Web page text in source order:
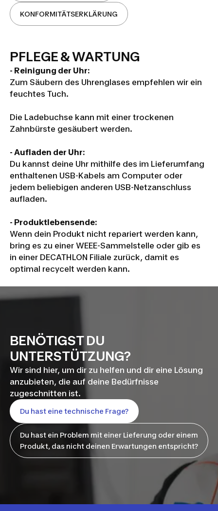
KONFORMITÄTSERKLÄRUNG
PFLEGE & WARTUNG
- Reinigung der Uhr:
Zum Säubern des Uhrenglases empfehlen wir ein
feuchtes Tuch.
Die Ladebuchse kann mit einer trockenen
Zahnbürste gesäubert werden.
- Aufladen der Uhr:
Du kannst deine Uhr mithilfe des im Lieferumfang
enthaltenen USB-Kabels am Computer oder
jedem beliebigen anderen USB-Netzanschluss
aufladen.
- Produktlebensende:
Wenn dein Produkt nicht repariert werden kann,
bring es zu einer WEEE-Sammelstelle oder gib es
in einer DECATHLON Filiale zurück, damit es
optimal recycelt werden kann.
BENÖTIGST DU
UNTERSTÜTZUNG?
Wir sind hier, um dir zu helfen und dir eine Lösung
anzubieten, die auf deine Bedürfnisse
zugeschnitten ist.
Du hast eine technische Frage?
Du hast ein Problem mit einer Lieferung oder einem
Produkt, das nicht deinen Erwartungen entspricht?